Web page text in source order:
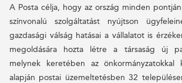
A Posta célja, hogy az ország minden
színvonalú szolgáltatást nyújtson
gazdasági válság hatásai a vállalatot is
megoldására hozta létre a társaság új
melynek keretében az önkormányzatokkal
alapján postai üzemeltetésben 32